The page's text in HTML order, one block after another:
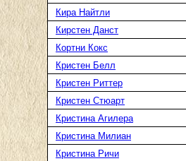
Кира Найтли
Кирстен Данст
Кортни Кокс
Кристен Белл
Кристен Риттер
Кристен Стюарт
Кристина Агилера
Кристина Милиан
Кристина Ричи